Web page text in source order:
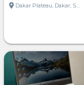
location_on
Dakar Plateau, Dakar, Sénégal